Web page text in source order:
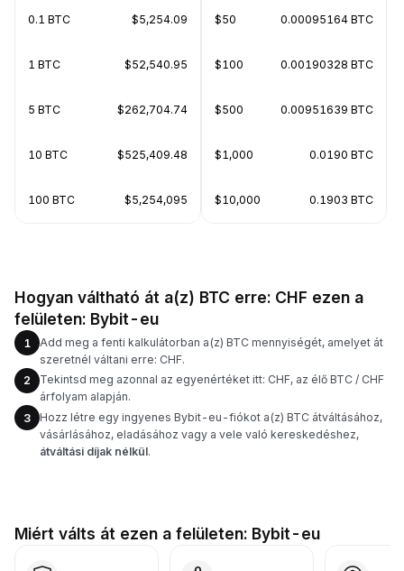
0.1 BTC $5,254.09
1 BTC $52,540.95
5 BTC $262,704.74
10 BTC $525,409.48
100 BTC $5,254,095
$50 0.00095164 BTC
$100 0.00190328 BTC
$500 0.00951639 BTC
$1,000 0.0190 BTC
$10,000 0.1903 BTC
Hogyan váltható át a(z) BTC erre: CHF ezen a
felületen: Bybit-eu
1
Add meg a fenti kalkulátorban a(z) BTC mennyiségét, amelyet át
szeretnél váltani erre: CHF.
2
Tekintsd meg azonnal az egyenértéket itt: CHF, az élő BTC / CHF
árfolyam alapján.
3
Hozz létre egy ingyenes Bybit-eu-fiókot a(z) BTC átváltásához,
vásárlásához, eladásához vagy a vele való kereskedéshez,
átváltási díjak nélkül.
Miért válts át ezen a felületen: Bybit-eu